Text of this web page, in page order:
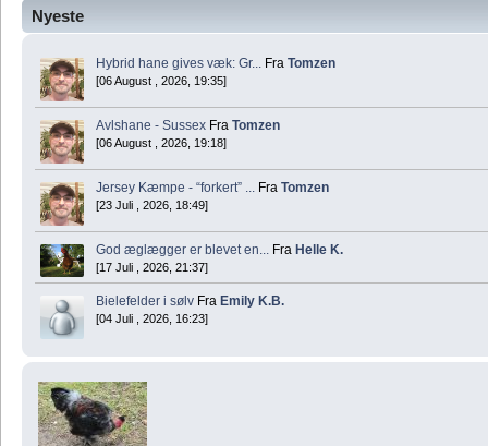
Nyeste
Hybrid hane gives væk: Gr... Fra Tomzen
[06 August , 2026, 19:35]
Avlshane - Sussex Fra Tomzen
[06 August , 2026, 19:18]
Jersey Kæmpe - “forkert” ... Fra Tomzen
[23 Juli , 2026, 18:49]
God æglægger er blevet en... Fra Helle K.
[17 Juli , 2026, 21:37]
Bielefelder i sølv Fra Emily K.B.
[04 Juli , 2026, 16:23]